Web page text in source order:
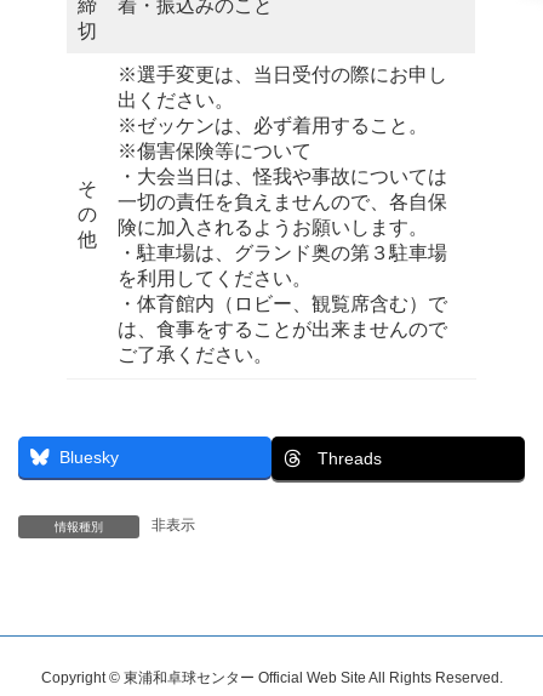
締
切
着・振込みのこと
そ
の
他
※選手変更は、当日受付の際にお申し
出ください。
※ゼッケンは、必ず着用すること。
※傷害保険等について
・大会当日は、怪我や事故については
一切の責任を負えませんので、各自保
険に加入されるようお願いします。
・駐車場は、グランド奥の第３駐車場
を利用してください。
・体育館内（ロビー、観覧席含む）で
は、食事をすることが出来ませんので
ご了承ください。
Bluesky Threads
情報種別 非表示
Copyright © 東浦和卓球センター Official Web Site All Rights Reserved.